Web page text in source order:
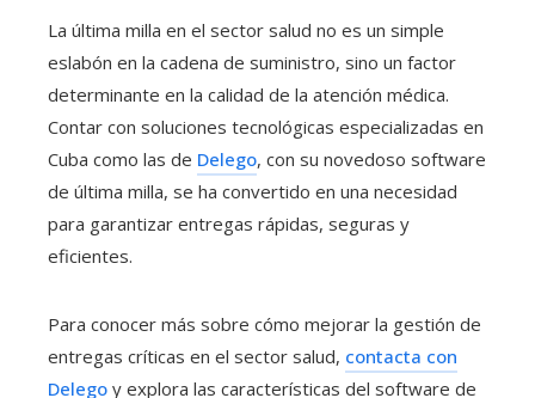
La última milla en el sector salud no es un simple
eslabón en la cadena de suministro, sino un factor
determinante en la calidad de la atención médica.
Contar con soluciones tecnológicas especializadas en
Cuba como las de Delego, con su novedoso software
de última milla, se ha convertido en una necesidad
para garantizar entregas rápidas, seguras y
eficientes.
Para conocer más sobre cómo mejorar la gestión de
entregas críticas en el sector salud, contacta con
Delego y explora las características del software de